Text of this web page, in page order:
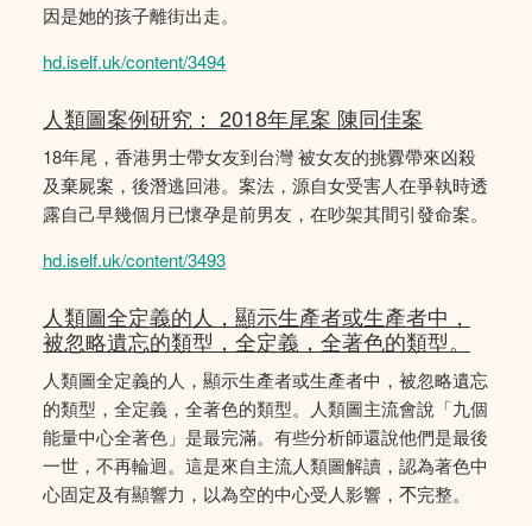
因是她的孩子離街出走。
hd.iself.uk/content/3494
人類圖案例研究： 2018年尾案 陳同佳案
18年尾，香港男士帶女友到台灣 被女友的挑釁帶來凶殺
及棄屍案，後潛逃回港。案法，源自女受害人在爭執時透
露自己早幾個月已懷孕是前男友，在吵架其間引發命案。
hd.iself.uk/content/3493
人類圖全定義的人，顯示生產者或生產者中，
被忽略遺忘的類型，全定義，全著色的類型。
人類圖全定義的人，顯示生產者或生產者中，被忽略遺忘
的類型，全定義，全著色的類型。人類圖主流會說「九個
能量中心全著色」是最完滿。有些分析師還說他們是最後
一世，不再輪迴。這是來自主流人類圖解讀，認為著色中
心固定及有顯響力，以為空的中心受人影響，𣎴完整。